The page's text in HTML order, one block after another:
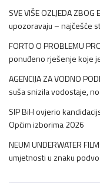
SVE VIŠE OZLJEDA
upozoravaju – najčešće
FORTO O PROBLEMU
ponuđeno rješenje koje
AGENCIJA ZA VODNO
suša snizila vodostaje,
SIP BiH ovjerio
Općim izborima 2026
NEUM UNDERWATER
umjetnosti u znaku